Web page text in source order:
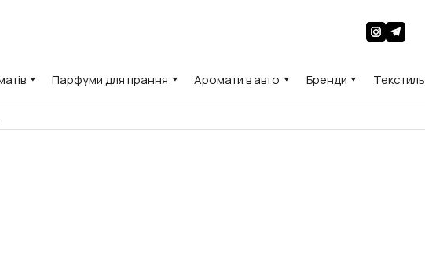
Парфуми для прання Аромати в авто Бренди Текстиль